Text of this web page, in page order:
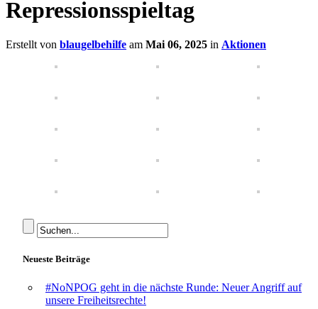
Repressionsspieltag
Erstellt von blaugelbehilfe am Mai 06, 2025 in Aktionen
Neueste Beiträge
#NoNPOG geht in die nächste Runde: Neuer Angriff auf
unsere Freiheitsrechte!